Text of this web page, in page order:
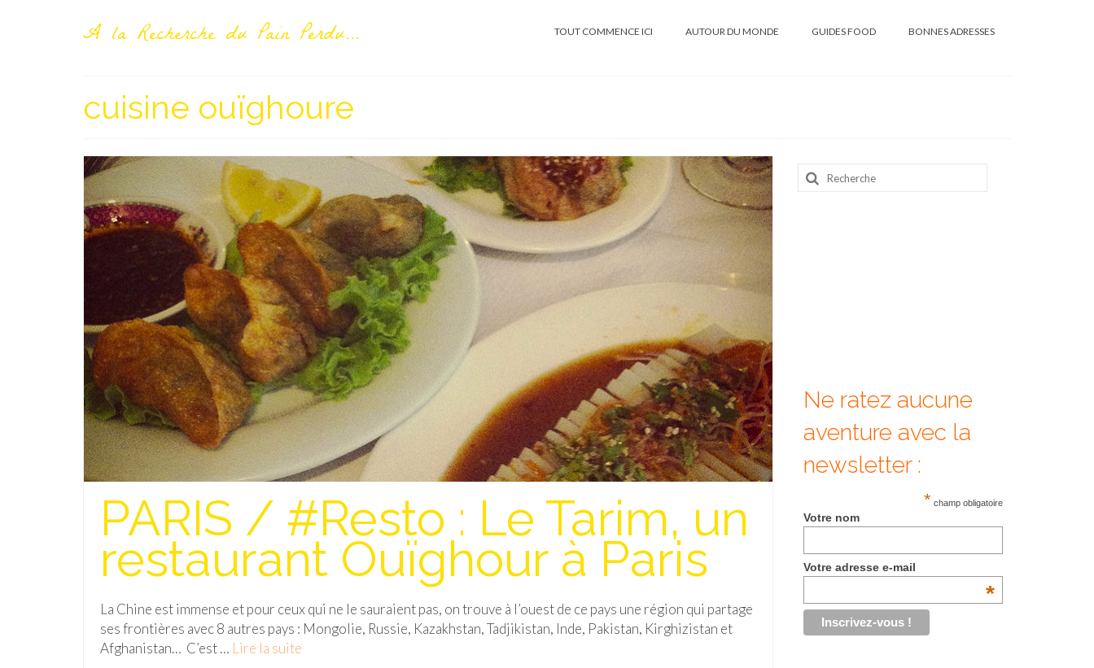
A la Recherche du Pain Perdu... TOUT COMMENCE ICI AUTOUR DU MONDE GUIDES FOOD BONNES ADRESSES
cuisine ouïghoure
PARIS / #Resto : Le Tarim, un
restaurant Ouïghour à Paris
La Chine est immense et pour ceux qui ne le sauraient pas, on trouve à l’ouest de ce pays une région qui partage
ses frontières avec 8 autres pays : Mongolie, Russie, Kazakhstan, Tadjikistan, Inde, Pakistan, Kirghizistan et
Afghanistan… C’est … Lire la suite­­
Rechercher
:
Ne ratez aucune
aventure avec la
newsletter :
* champ obligatoire
Votre nom
Votre adresse e-mail
*